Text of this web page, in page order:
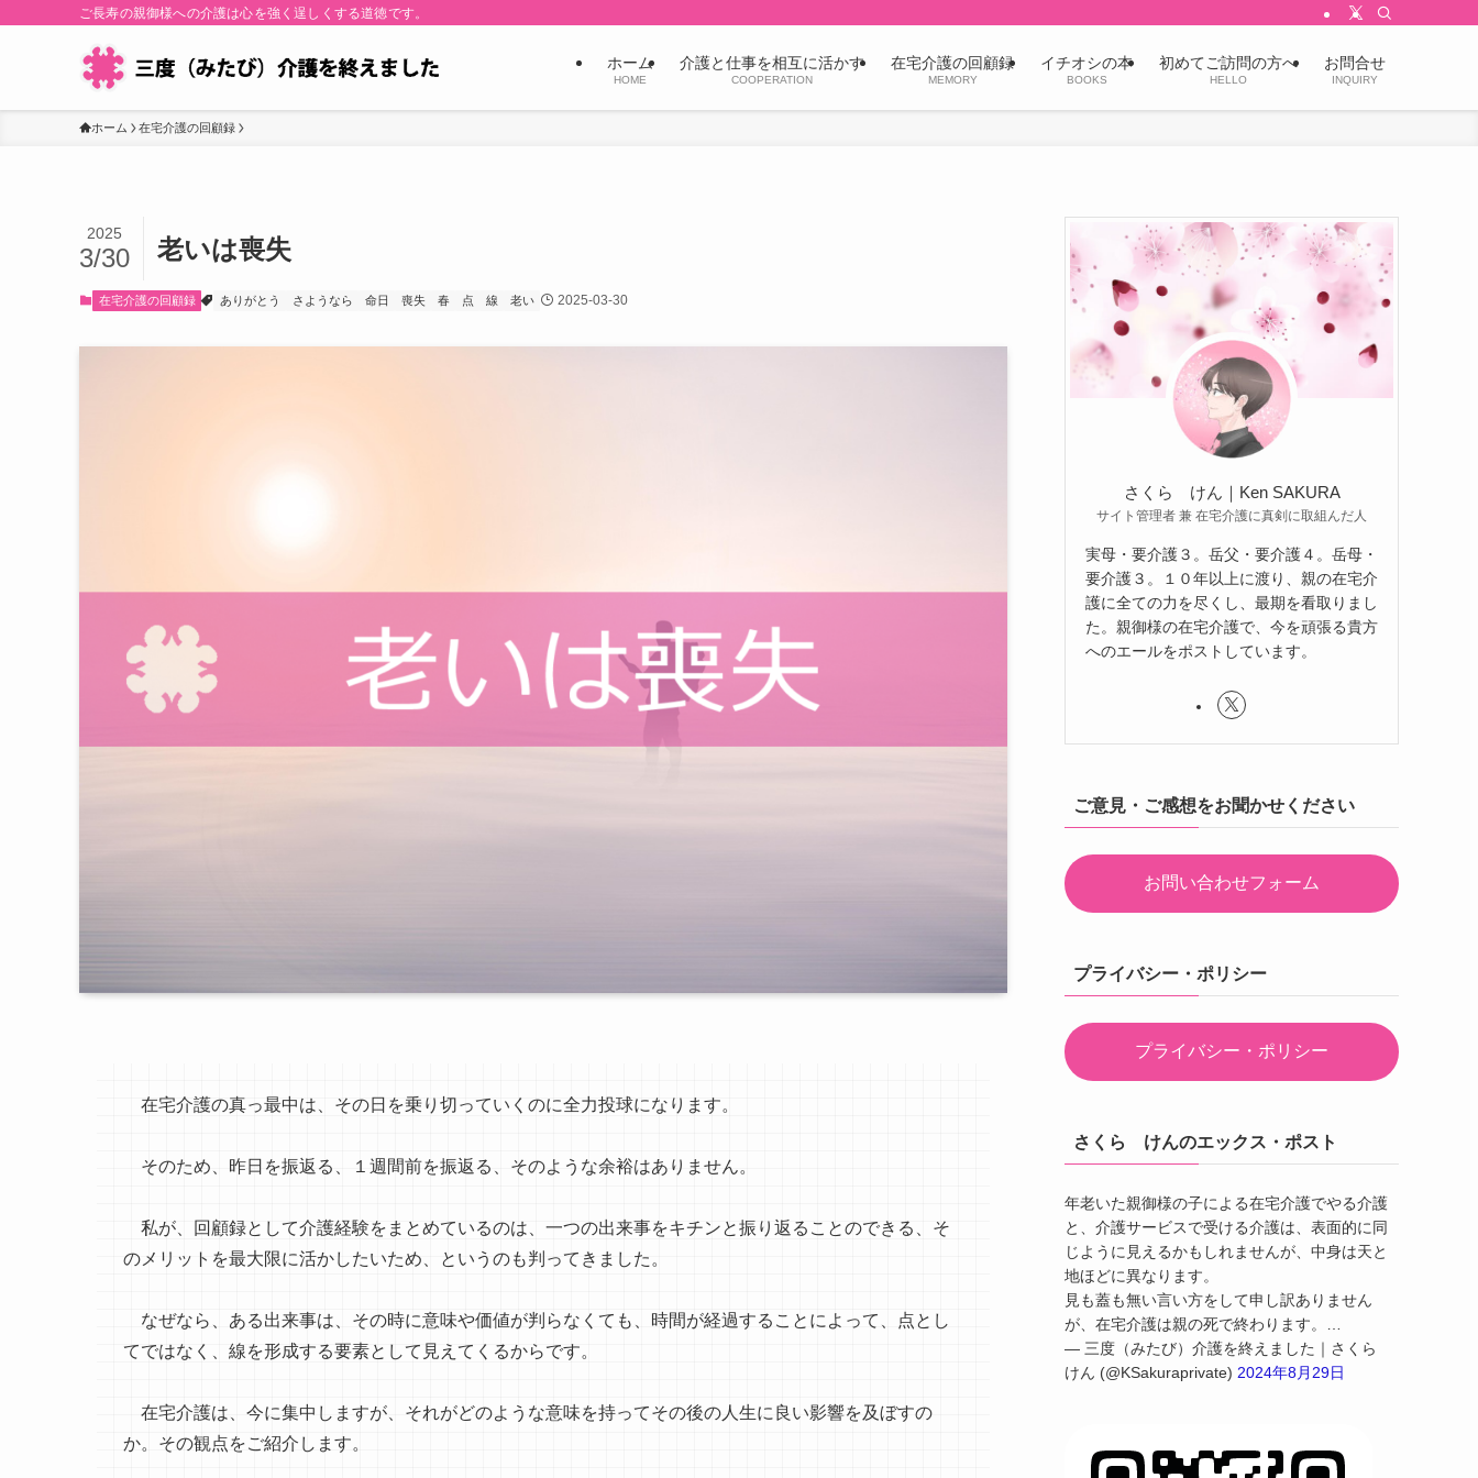
ご長寿の親御様への介護は心を強く逞しくする道徳です。
ホーム
HOME
介護と仕事を相互に活かす
COOPERATION
在宅介護の回顧録
MEMORY
イチオシの本
BOOKS
初めてご訪問の方へ
HELLO
お問合せ
INQUIRY
ホーム 在宅介護の回顧録
老いは喪失
2025
3/30
在宅介護の回顧録 ありがとう さようなら 命日 喪失 春 点 線 老い 2025-03-30
在宅介護の真っ最中は、その日を乗り切っていくのに全力投球になります。
そのため、昨日を振返る、１週間前を振返る、そのような余裕はありません。
私が、回顧録として介護経験をまとめているのは、一つの出来事をキチンと振り返ることのできる、そ
のメリットを最大限に活かしたいため、というのも判ってきました。
なぜなら、ある出来事は、その時に意味や価値が判らなくても、時間が経過することによって、点とし
てではなく、線を形成する要素として見えてくるからです。
在宅介護は、今に集中しますが、それがどのような意味を持ってその後の人生に良い影響を及ぼすの
か。その観点をご紹介します。
さくら けん｜Ken SAKURA
サイト管理者 兼 在宅介護に真剣に取組んだ人
実母・要介護３。岳父・要介護４。岳母・
要介護３。１０年以上に渡り、親の在宅介
護に全ての力を尽くし、最期を看取りまし
た。親御様の在宅介護で、今を頑張る貴方
へのエールをポストしています。
ご意見・ご感想をお聞かせください
お問い合わせフォーム
プライバシー・ポリシー
プライバシー・ポリシー
さくら けんのエックス・ポスト
年老いた親御様の子による在宅介護でやる介護
と、介護サービスで受ける介護は、表面的に同
じように見えるかもしれませんが、中身は天と
地ほどに異なります。
見も蓋も無い言い方をして申し訳ありません
が、在宅介護は親の死で終わります。…
— 三度（みたび）介護を終えました｜さくら
けん (@KSakuraprivate) 2024年8月29日